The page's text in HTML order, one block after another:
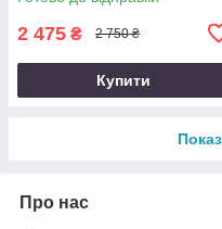
2 475 ₴ 2 750 ₴
Купити
Про нас